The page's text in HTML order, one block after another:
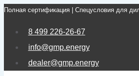
Перейти
Полная сертификация | Спецусловия для
8 499 226-26-67
info@gmp.energy
dealer@gmp.energy